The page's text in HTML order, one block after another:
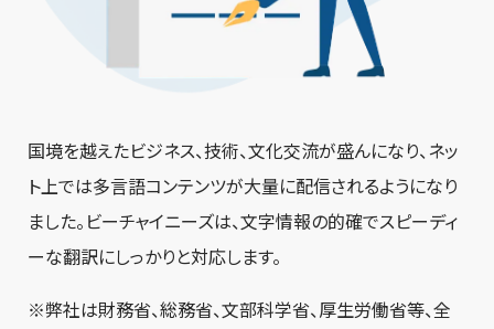
国境を越えたビジネス、技術、文化交流が盛んになり、ネッ
ト上では多言語コンテンツが大量に配信されるようになり
ました。ビーチャイニーズは、文字情報の的確でスピーディ
ーな翻訳にしっかりと対応します。
弊社は財務省、総務省、文部科学省、厚生労働省等、全